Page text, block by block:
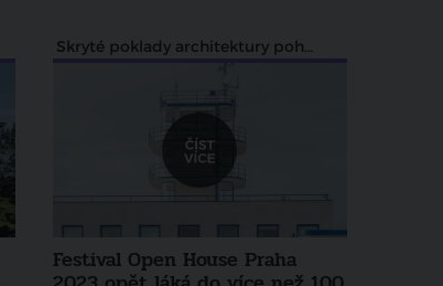
Skryté poklady architektury pohledem Zdeňka Lukeše
Festival Open House Praha